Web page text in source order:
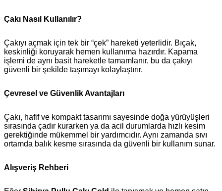
Çakı Nasıl Kullanılır?
Çakıyı açmak için tek bir “çek” hareketi yeterlidir. Bıçak,
keskinliği koruyarak hemen kullanıma hazırdır. Kapama
işlemi de aynı basit hareketle tamamlanır, bu da çakıyı
güvenli bir şekilde taşımayı kolaylaştırır.
Çevresel ve Güvenlik Avantajları
Çakı, hafif ve kompakt tasarımı sayesinde doğa yürüyüşleri
sırasında çadır kurarken ya da acil durumlarda hızlı kesim
gerektiğinde mükemmel bir yardımcıdır. Aynı zamanda sıvı
ortamda balık kesme sırasında da güvenli bir kullanım sunar.
Alışveriş Rehberi